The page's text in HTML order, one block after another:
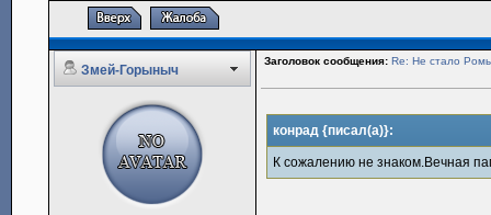
Змей-Горыныч
Заголовок сообщения: Re: Не стало
конрад {писал(а)}:
К сожалению не знаком.Вечная